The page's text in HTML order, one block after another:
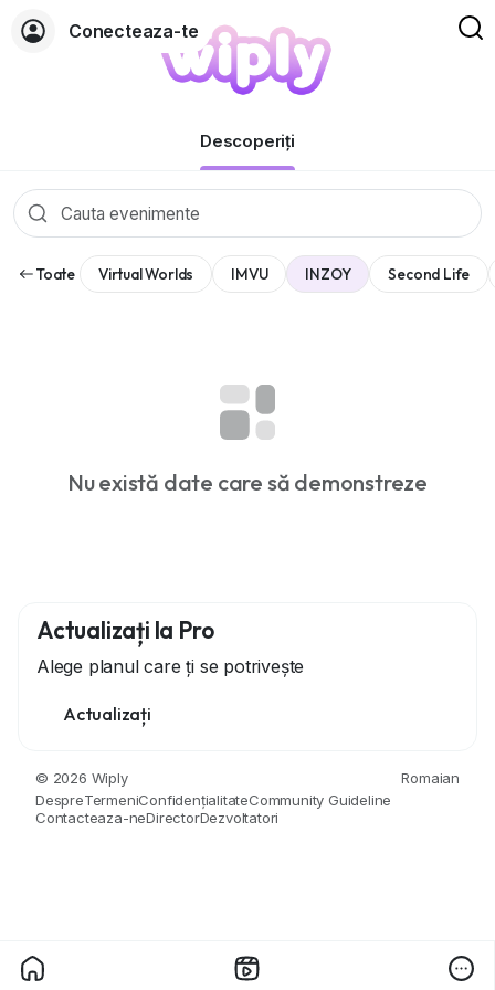
Conecteaza-te
Descoperiți
Toate Virtual Worlds IMVU INZOY Second Life
Nu există date care să demonstreze
Actualizați la Pro
Alege planul care ți se potrivește
Actualizați
© 2026 Wiply
Romaian
DespreTermeniConfidențialitateCommunity Guideline
Contacteaza-neDirectorDezvoltatori